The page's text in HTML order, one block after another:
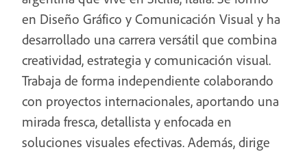
en Diseño Gráfico y Comunicación Visual y ha
desarrollado una carrera versátil que combina
creatividad, estrategia y comunicación visual.
Trabaja de forma independiente colaborando
con proyectos internacionales, aportando una
mirada fresca, detallista y enfocada en
soluciones visuales efectivas. Además, dirige